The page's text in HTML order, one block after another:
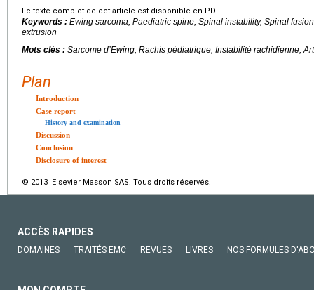
Le texte complet de cet article est disponible en PDF.
Keywords : Ewing sarcoma, Paediatric spine, Spinal instability, Spinal
extrusion
Mots clés : Sarcome d’Ewing, Rachis pédiatrique, Instabilité rachidienne,
Plan
Introduction
Case report
History and examination
Discussion
Conclusion
Disclosure of interest
© 2013 Elsevier Masson SAS. Tous droits réservés.
ACCÈS RAPIDES
DOMAINES TRAITÉS EMC REVUES LIVRES NOS FORMULES